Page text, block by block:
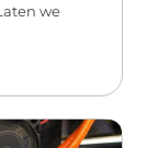
we